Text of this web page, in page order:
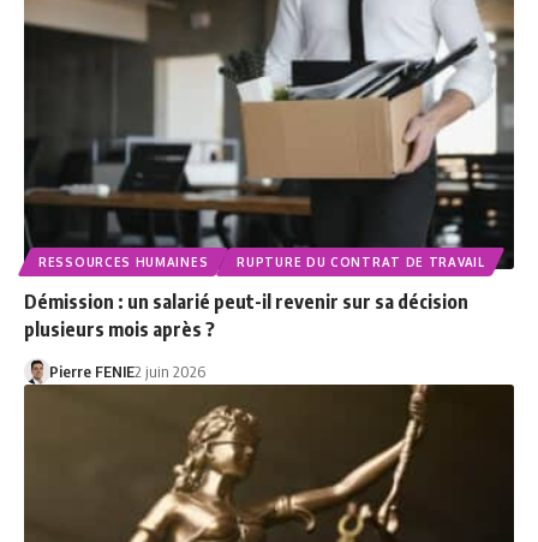
RESSOURCES HUMAINES RUPTURE DU CONTRAT DE TRAVAIL
Démission : un salarié peut-il revenir sur sa décision
plusieurs mois après ?
Pierre FENIE2 juin 2026